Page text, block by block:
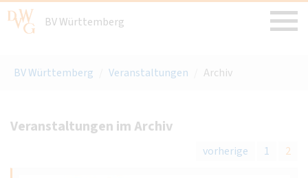
BV Württemberg
BV Württemberg Veranstaltungen Archiv
Veranstaltungen im Archiv
vorherige 1 2